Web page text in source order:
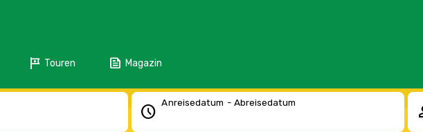
tour Touren feed Magazin
schedule Anreisedatum - Abreisedatum